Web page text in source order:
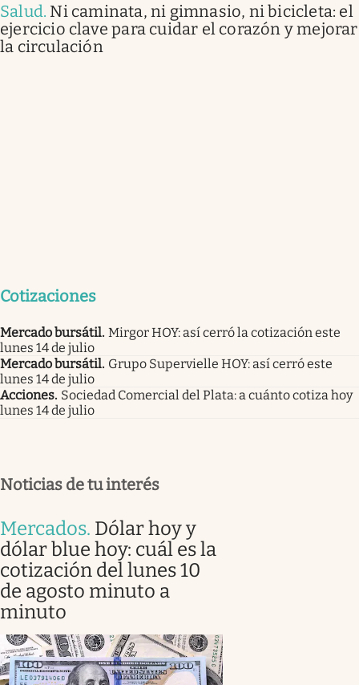
Salud. Ni caminata, ni gimnasio, ni bicicleta: el
ejercicio clave para cuidar el corazón y mejorar
la circulación
Cotizaciones
Mercado bursátil. Mirgor HOY: así cerró la cotización este
lunes 14 de julio
Mercado bursátil. Grupo Supervielle HOY: así cerró este
lunes 14 de julio
Acciones. Sociedad Comercial del Plata: a cuánto cotiza hoy
lunes 14 de julio
Noticias de tu interés
Mercados. Dólar hoy y
dólar blue hoy: cuál es la
cotización del lunes 10
de agosto minuto a
minuto